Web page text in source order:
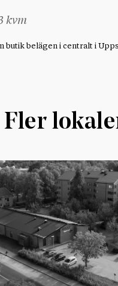
kvm
butik belägen i centralt i
Fler